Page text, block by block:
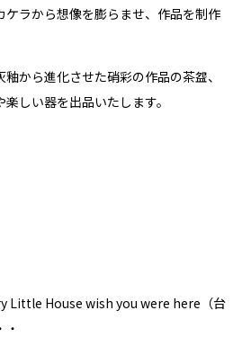
ケラから想像を膨らませ、作品を制作
から進化させた硝彩の作品の茶盌、
しい器を出品いたします。
Little House wish you were here（台